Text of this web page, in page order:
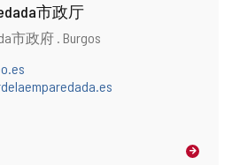
市政厅
市政府 . Burgos